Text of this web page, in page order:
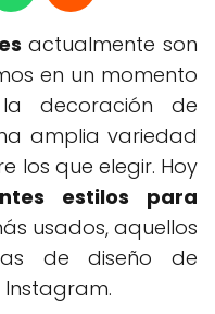
actualmente son
en un momento
decoración de
amplia variedad
los que elegir. Hoy
estilos para
usados, aquellos
de diseño de
Instagram.